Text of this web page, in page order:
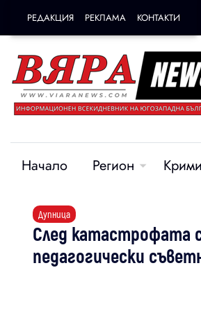
РЕДАКЦИЯ РЕКЛАМА КОНТАКТИ
Начало Регион Крими
Дупница
След катастрофата
педагогически